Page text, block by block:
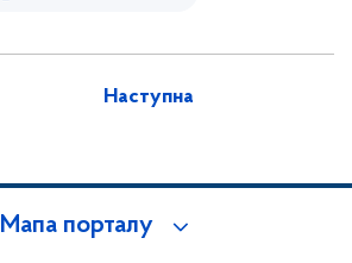
Наступна
Мапа порталу